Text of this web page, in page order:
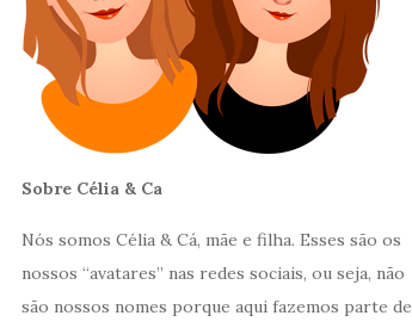
Sobre Célia & Ca
Nós somos Célia & Cá, mãe e filha. Esses são os
nossos “avatares” nas redes sociais, ou seja, não
são nossos nomes porque aqui fazemos parte de